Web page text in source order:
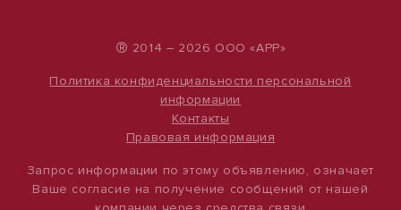
® 2014 – 2026 ООО «АРР»
Политика конфиденциальности персональной
информации
Контакты
Правовая информация
Запрос информации по этому объявлению, означает
Ваше согласие на получение сообщений от нашей